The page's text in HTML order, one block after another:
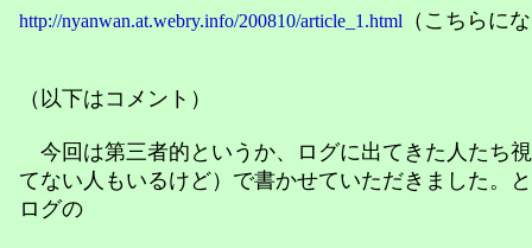
http://nyanwan.at.webry.info/200810/article_1.html （こちらに
（以下はコメント）
今回は第三者的というか、ログに出てきた人たち
てない人もいるけど）で書かせていただきました。
ログの